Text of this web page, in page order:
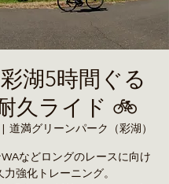
湖5時間ぐる
久ライド 🚲
道満グリーンパーク（彩湖）
などロングのレースに向け
力強化トレーニング。